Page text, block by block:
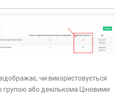
чи використовується
або декількома Ціновими